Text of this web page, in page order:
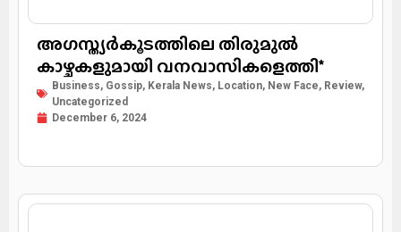
അഗസ്ത്യർകൂടത്തിലെ തിരുമുൽ
കാഴ്ചകളുമായി വനവാസികളെത്തി*
Business, Gossip, Kerala News, Location, New Face, Review,
Uncategorized
December 6, 2024